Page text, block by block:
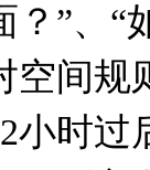
？”、“
空间规
小时